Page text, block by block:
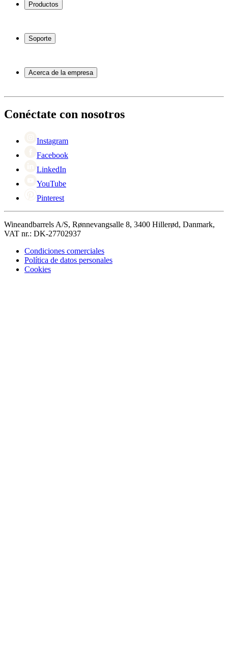
Productos
Botelleros
Muebles para vino
Soporte
Servicio
Pago
Devolución
Acerca de la empresa
Black Friday
Singles Day
Conéctate con nosotros
Instagram
Facebook
LinkedIn
YouTube
Pinterest
Wineandbarrels A/S, Rønnevangsalle 8, 3400 Hillerød, Danmark,
VAT nr.: DK-27702937
Condiciones comerciales
Política de datos personales
Cookies